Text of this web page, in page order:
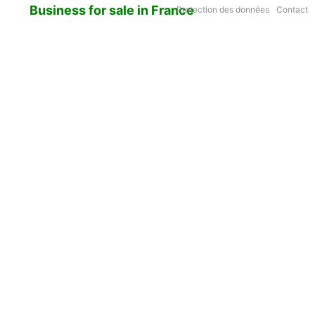
Business for sale in FranceProtection des données Contact